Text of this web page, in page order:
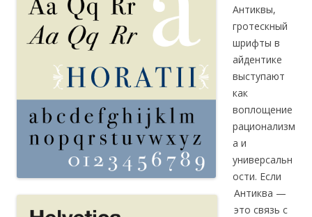
Антиквы,
гротескный
шрифты в
айдентике
выступают
как
воплощение
рационализм
а и
универсальн
ости. Если
Антиква —
это связь с